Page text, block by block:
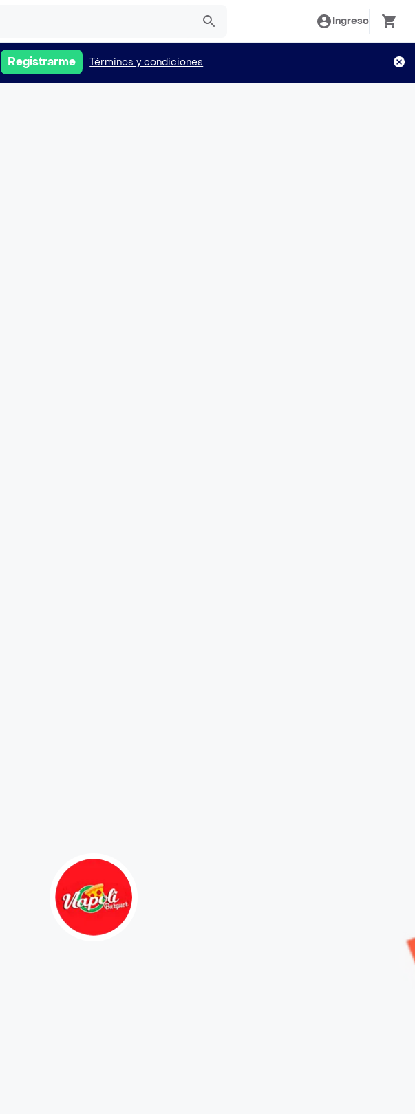
Ingreso
Registrarme Términos y condiciones